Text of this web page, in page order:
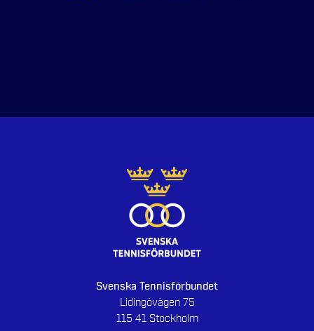
Svenska Tennisförbundet
Lidingövägen 75
115 41 Stockholm